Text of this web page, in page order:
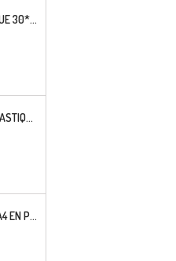
POCHOIR PLASTIQUE 30*21CM : ALPHABET (02)
POCHOIR A4 EN PLASTIQUE MYLAR ALPHABET LETTRE TYPO RAVIE 30 MM
POCHOIR LETTRE A4 EN PLASTIQUE MYLAR ALPHABET LETTRES SCRIPT CAPITALES 25 MM